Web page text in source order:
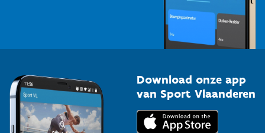
Download onze app
van Sport Vlaanderen